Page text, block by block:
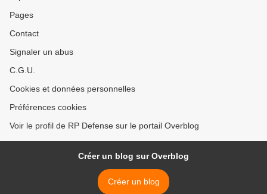
Pages
Contact
Signaler un abus
C.G.U.
Cookies et données personnelles
Préférences cookies
Voir le profil de RP Defense sur le portail Overblog
Créer un blog sur Overblog
Créer un blog